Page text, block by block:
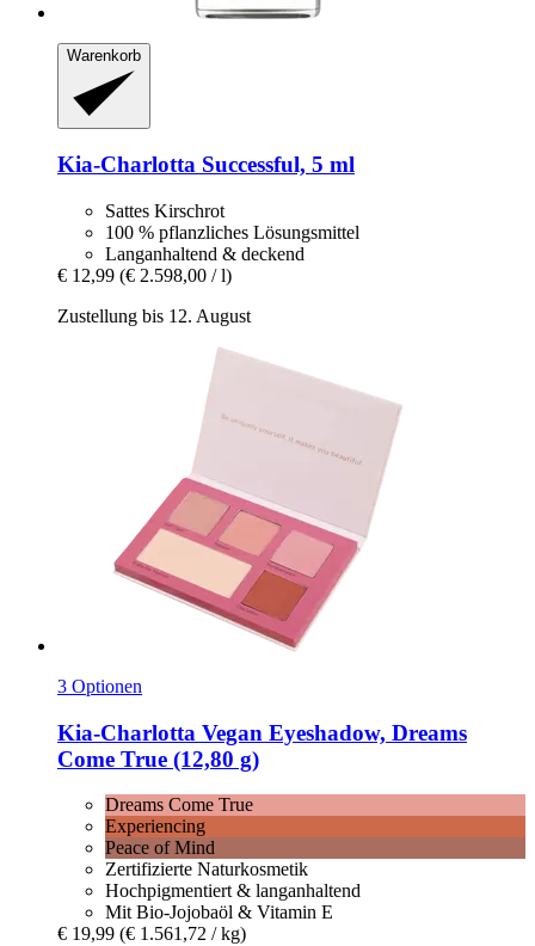
Warenkorb
Kia-Charlotta Successful, 5 ml
Sattes Kirschrot
100 % pflanzliches Lösungsmittel
Langanhaltend & deckend
€ 12,99 (€ 2.598,00 / l)
Zustellung bis 12. August
3 Optionen
Kia-Charlotta Vegan Eyeshadow, Dreams
Come True (12,80 g)
Dreams Come True
Experiencing
Peace of Mind
Zertifizierte Naturkosmetik
Hochpigmentiert & langanhaltend
Mit Bio-Jojobaöl & Vitamin E
€ 19,99 (€ 1.561,72 / kg)